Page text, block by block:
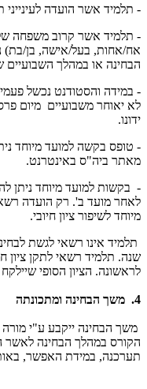
- תלמיד אשר הועדה
- תלמיד אשר קרוב משפחה
אח/אחות, בעל/אישה, בן/בת)
הבחינה או במהלך השבועיים
- במידה והסטודנט נכשל
לא יאוחר משבועיים מיום
ידונו.
- טופס בקשה למועד מיוחד
מאתר ביה"ס באינטרנט.
- בקשות למועד מיוחד ניתן
לאחר מועד ב'. רק הועדה
מיוחד לשיפור ציון חיובי.
תלמיד אינו רשאי לגשת
שנה. תלמיד רשאי לתקן ציון
לראשונה. הציון הסופי
4. משך הבחינה ומתכונתה
משך הבחינה ייקבע ע"י
הקורס במהלך הבחינה לאשר
תערכנה, במידת האפשר,